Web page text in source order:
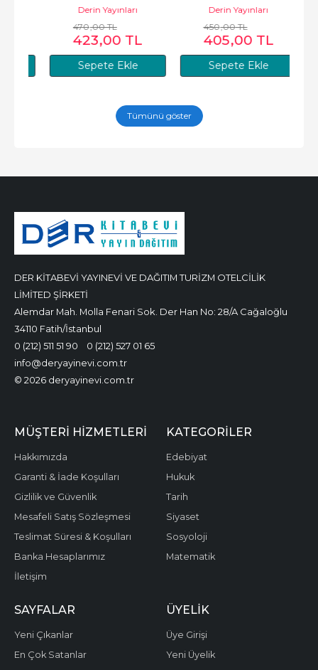
Sepete Ekle
Derin Yayınları
470,00TL
423,00TL
Sepete Ekle
Derin Yayınları
450,00TL
405,00TL
Tümünü göster
DER KİTABEVİ YAYINEVİ VE DAĞITIM TURİZM OTELCİLİK
LİMİTED ŞİRKETİ
Alemdar Mah. Molla Fenari Sok. Der Han No: 28/A Cağaloğlu
34110 Fatih/İstanbul
0 (212) 511 51 90
0 (212) 527 01 65
info@deryayinevi.com.tr
© 2026 deryayinevi.com.tr
MÜŞTERI HIZMETLERI
Hakkımızda
Garanti & İade Koşulları
Gizlilik ve Güvenlik
Mesafeli Satış Sözleşmesi
Teslimat Süresi & Koşulları
Banka Hesaplarımız
İletişim
KATEGORILER
Edebiyat
Hukuk
Tarih
Siyaset
Sosyoloji
Matematik
SAYFALAR
Yeni Çıkanlar
En Çok Satanlar
ÜYELIK
Üye Girişi
Yeni Üyelik